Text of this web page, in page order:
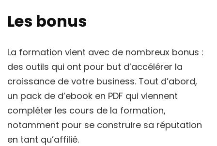
Les bonus
La formation vient avec de nombreux bonus :
des outils qui ont pour but d’accélérer la
croissance de votre business. Tout d’abord,
un pack de d’ebook en PDF qui viennent
compléter les cours de la formation,
notamment pour se construire sa réputation
en tant qu’affilié.